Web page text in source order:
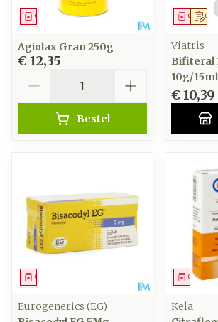
Geneesmiddel
Agiolax Gran 250g
€ 12,35
Bestel
Op
Viatris
Bifiteral
10g/15ml
€ 10,39
Geneesmiddel
Eurogenerics (EG)
Kela